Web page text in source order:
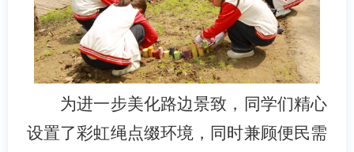
为进一步美化路边景致，同学们精心
设置了彩虹绳点缀环境，同时兼顾便民需